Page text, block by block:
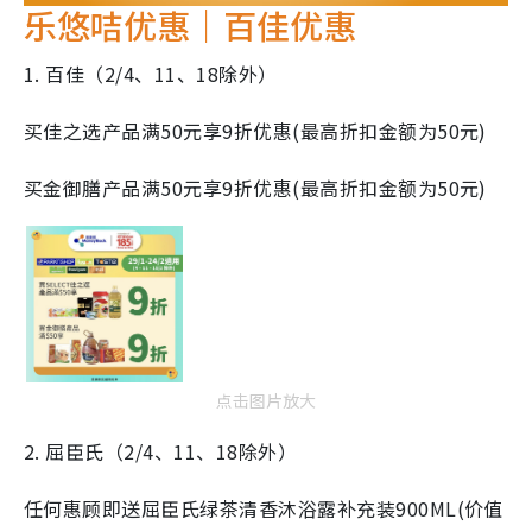
乐悠咭优惠｜百佳优惠
1. 百佳（2/4、11、18除外）
买佳之选产品满50元享9折优惠(最高折扣金额为50元)​
买金御膳产品满50元享9折优惠(最高折扣金额为50元)​
点击图片放大
2. 屈臣氏（2/4、11、18除外）
任何惠顾即送屈臣氏绿茶清香沐浴露补充装900ML(价值